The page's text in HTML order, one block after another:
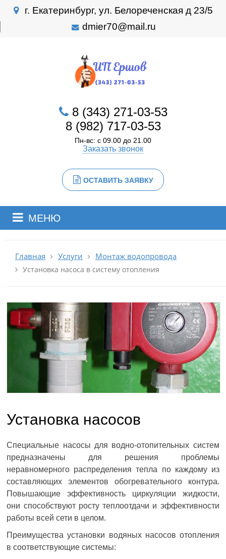
г. Екатеринбург, ул. Белореченская д 23/5
dmier70@mail.ru
8 (343) 271-03-53
8 (982) 717-03-53
Пн-вс: с 09.00 до 21.00
Заказать звонок
ОСТАВИТЬ ЗАЯВКУ
МЕНЮ
Главная Услуги Монтаж водопровода
Установка насоса в систему отопления
Установка насосов
Специальные насосы для водно-отопительных систем
предназначены для решения проблемы
неравномерного распределения тепла по каждому из
составляющих элементов обогревательного контура.
Повышающие эффективность циркуляции жидкости,
они способствуют росту теплоотдачи и эффективности
работы всей сети в целом.
Преимущества установки водяных насосов отопления
в соответствующие системы: